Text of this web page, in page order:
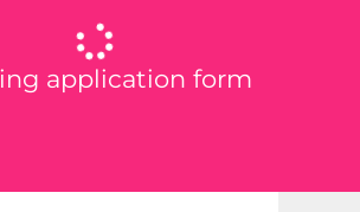
application form